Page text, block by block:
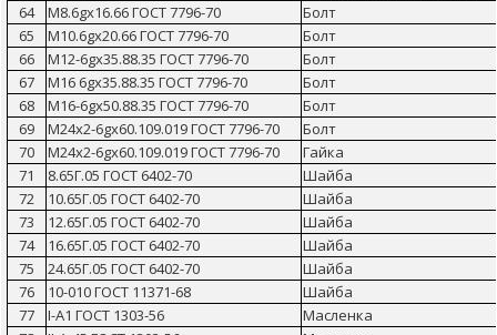
64
М8.6gх16.66 ГОСТ 7796-70
Болт
65
М10.6gх20.66 ГОСТ 7796-70
Болт
66
М12-6gх35.88.35 ГОСТ 7796-70
Болт
67
М16 6gх35.88.35 ГОСТ 7796-70
Болт
68
М16-6gх50.88.35 ГОСТ 7796-70
Болт
69
М24х2-6gх60.109.019 ГОСТ 7796-70
Болт
70
М24х2-6gх60.109.019 ГОСТ 7796-70
Гайка
71
8.65Г.05 ГОСТ 6402-70
Шайба
72
10.65Г.05 ГОСТ 6402-70
Шайба
73
12.65Г.05 ГОСТ 6402-70
Шайба
74
16.65Г.05 ГОСТ 6402-70
Шайба
75
24.65Г.05 ГОСТ 6402-70
Шайба
76
10-010 ГОСТ 11371-68
Шайба
77
I-А1 ГОСТ 1303-56
Масленка